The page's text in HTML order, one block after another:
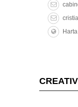
Harta